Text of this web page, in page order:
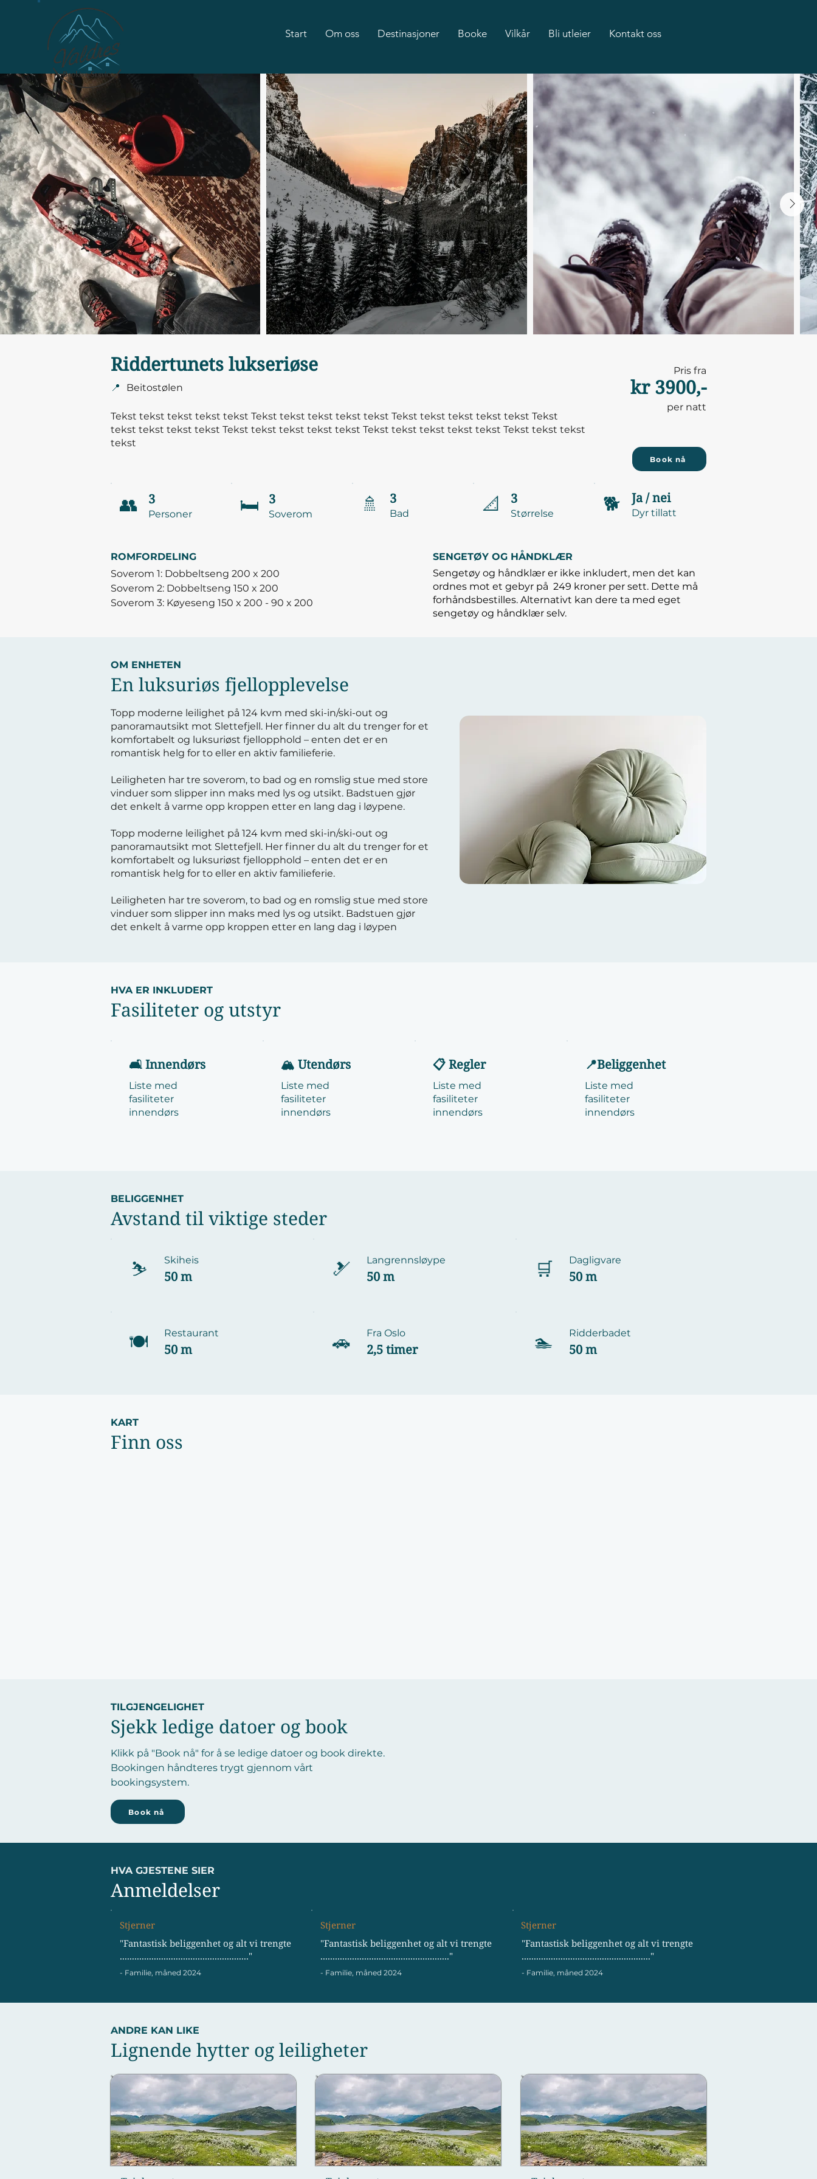
Start Om oss Destinasjoner Booke Vilkår Bli utleier Kontakt oss
Riddertunets lukseriøse
📍 Beitostølen kr 3900,-
Pris fra
per natt
Book nå
Tekst tekst tekst tekst tekst Tekst tekst tekst tekst tekst Tekst tekst tekst tekst tekst Tekst
tekst tekst tekst tekst Tekst tekst tekst tekst tekst Tekst tekst tekst tekst tekst Tekst tekst tekst
tekst
👥 3
Personer 🛏️ 3
Soverom 🚿 3
Bad 📐 3
Størrelse 🐕 Ja / nei
Dyr tillatt
ROMFORDELING
Soverom 1: Dobbeltseng 200 x 200
Soverom 2: Dobbeltseng 150 x 200
Soverom 3: Køyeseng 150 x 200 - 90 x 200
SENGETØY OG HÅNDKLÆR
Sengetøy og håndklær er ikke inkludert, men det kan
ordnes mot et gebyr på 249 kroner per sett. Dette må
forhåndsbestilles. Alternativt kan dere ta med eget
sengetøy og håndklær selv.
OM ENHETEN
En luksuriøs fjellopplevelse
Topp moderne leilighet på 124 kvm med ski-in/ski-out og
panoramautsikt mot Slettefjell. Her finner du alt du trenger for et
komfortabelt og luksuriøst fjellopphold – enten det er en
romantisk helg for to eller en aktiv familieferie.
Leiligheten har tre soverom, to bad og en romslig stue med store
vinduer som slipper inn maks med lys og utsikt. Badstuen gjør
det enkelt å varme opp kroppen etter en lang dag i løypene.
Topp moderne leilighet på 124 kvm med ski-in/ski-out og
panoramautsikt mot Slettefjell. Her finner du alt du trenger for et
komfortabelt og luksuriøst fjellopphold – enten det er en
romantisk helg for to eller en aktiv familieferie.
Leiligheten har tre soverom, to bad og en romslig stue med store
vinduer som slipper inn maks med lys og utsikt. Badstuen gjør
det enkelt å varme opp kroppen etter en lang dag i løypen
HVA ER INKLUDERT
Fasiliteter og utstyr
🛋️ Innendørs
Liste med
fasiliteter
innendørs
🏔️ Utendørs
Liste med
fasiliteter
innendørs
📋 Regler
Liste med
fasiliteter
innendørs
📍Beliggenhet
Liste med
fasiliteter
innendørs
BELIGGENHET
Avstand til viktige steder
⛷️ Skiheis
50 m 🎿 Langrennsløype
50 m 🛒 Dagligvare
50 m
​🍽️ Restaurant
50 m 🚗 Fra Oslo
2,5 timer 🏊 Ridderbadet
50 m
KART
Finn oss
TILGJENGELIGHET
Sjekk ledige datoer og book
Klikk på "Book nå" for å se ledige datoer og book direkte.
Bookingen håndteres trygt gjennom vårt
bookingsystem.
Book nå
HVA GJESTENE SIER
Anmeldelser
Stjerner
"Fantastisk beliggenhet og alt vi trengte
....................................................."
- Familie, måned 2024
Stjerner
"Fantastisk beliggenhet og alt vi trengte
....................................................."
- Familie, måned 2024
Stjerner
"Fantastisk beliggenhet og alt vi trengte
....................................................."
- Familie, måned 2024
ANDRE KAN LIKE
Lignende hytter og leiligheter